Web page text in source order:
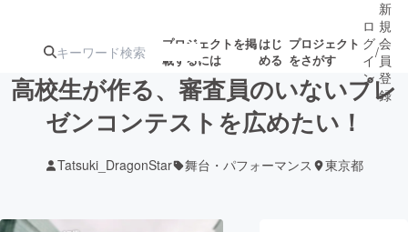
プロジェクトを掲
載するには
はじ
める
プロジェクト
をさがす
ジェクト
ターン
注目の新着プロ
ジェクト
ロジェクト
もうすぐ公開
されます
ロ
グ
イ
ン
/
新
規
会
員
登
録
高校生が作る、審査員のいないプレ
ゼンコンテストを広めたい！
Tatsuki_DragonStar 舞台・パフォーマンス 東京都